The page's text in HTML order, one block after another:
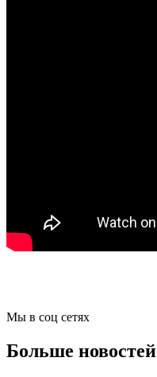
Мы в соц сетях
Больше новостей